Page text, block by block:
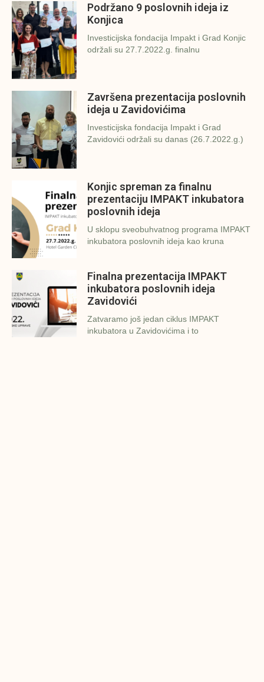
Podržano 9 poslovnih ideja iz
Konjica
Investicijska fondacija Impakt i Grad Konjic
održali su 27.7.2022.g. finalnu
Završena prezentacija poslovnih
ideja u Zavidovićima
Investicijska fondacija Impakt i Grad
Zavidovići održali su danas (26.7.2022.g.)
Konjic spreman za finalnu
prezentaciju IMPAKT inkubatora
poslovnih ideja
U sklopu sveobuhvatnog programa IMPAKT
inkubatora poslovnih ideja kao kruna
Finalna prezentacija IMPAKT
inkubatora poslovnih ideja
Zavidovići
Zatvaramo još jedan ciklus IMPAKT
inkubatora u Zavidovićima i to